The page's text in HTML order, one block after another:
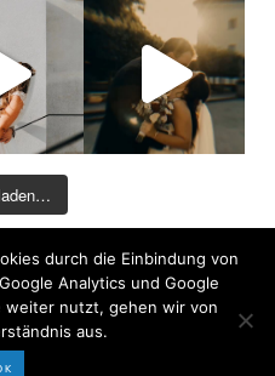
DAVID KOHLRUSS
Datenschutz
durch die Einbindung von
Analytics und Google
weiter nutzt, gehen wir von
aus.